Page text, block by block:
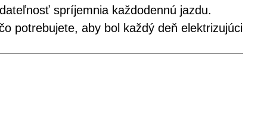
spríjemnia každodennú jazdu.
potrebujete, aby bol každý deň elektrizujúci